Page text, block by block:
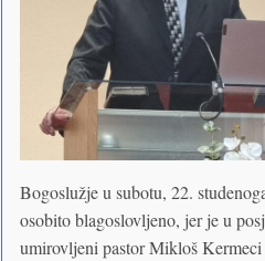
Bogoslužje u subotu, 22.
osobito blagoslovljeno, jer je u
umirovljeni pastor Mikloš Kermeci